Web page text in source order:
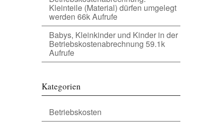
Kleinteile (Material) dürfen umgelegt
werden 66k Aufrufe
Babys, Kleinkinder und Kinder in der
Betriebskostenabrechnung 59.1k
Aufrufe
Kategorien
Betriebskosten